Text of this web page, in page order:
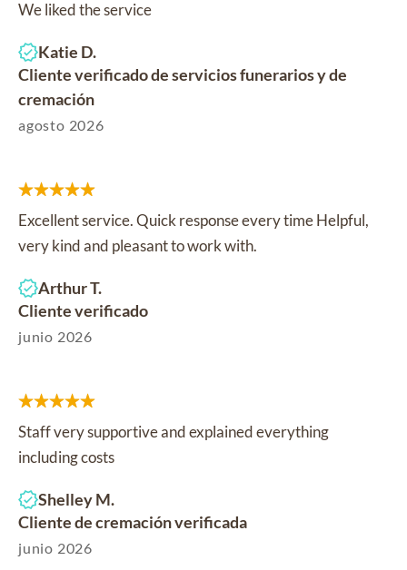
We liked the service
Katie D.
Cliente verificado de servicios funerarios y de
cremación
agosto 2026
Excellent service. Quick response every time Helpful,
very kind and pleasant to work with.
Arthur T.
Cliente verificado
junio 2026
Staff very supportive and explained everything
including costs
Shelley M.
Cliente de cremación verificada
junio 2026